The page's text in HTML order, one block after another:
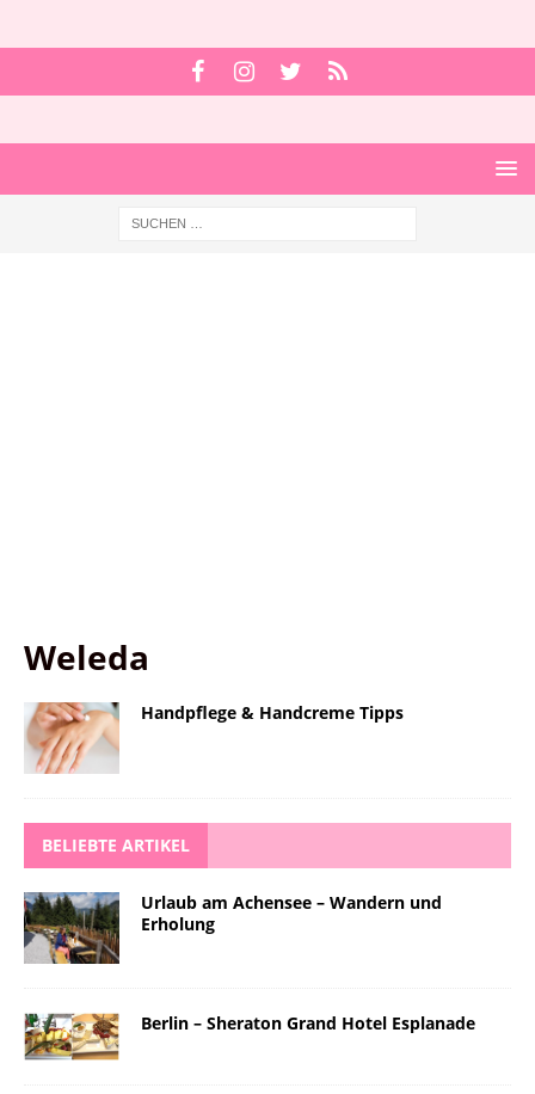
Weleda
Handpflege & Handcreme Tipps
BELIEBTE ARTIKEL
Urlaub am Achensee – Wandern und
Erholung
Berlin – Sheraton Grand Hotel Esplanade